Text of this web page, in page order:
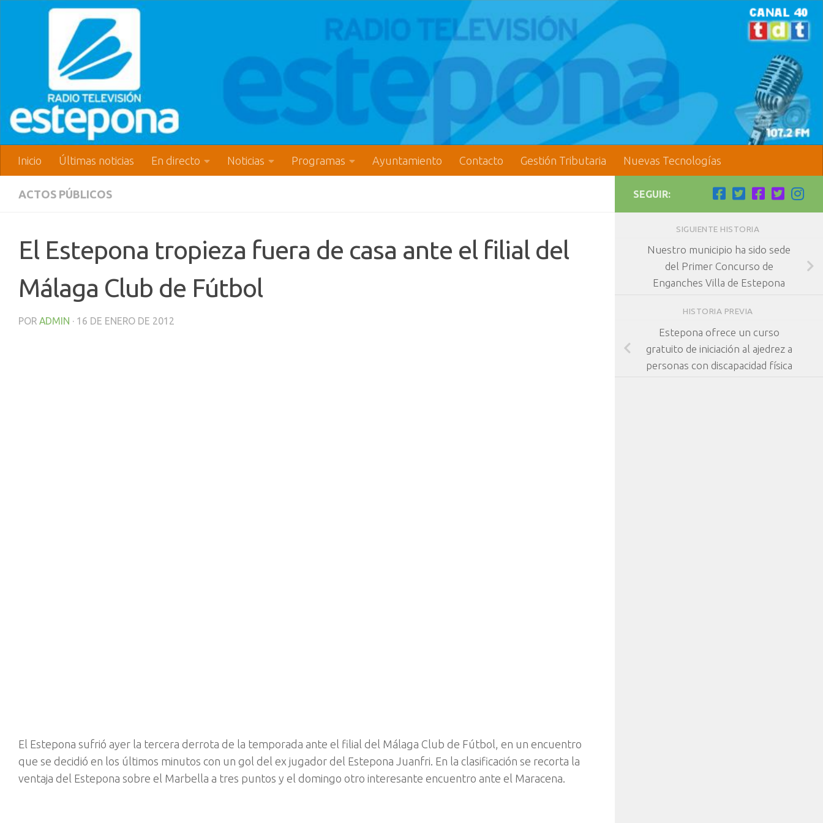
Inicio Últimas noticias En directo Noticias Programas Ayuntamiento Contacto Gestión Tributaria Nuevas Tecnologías
ACTOS PÚBLICOS
El Estepona tropieza fuera de casa ante el filial del
Málaga Club de Fútbol
POR ADMIN · 16 DE ENERO DE 2012
El Estepona sufrió ayer la tercera derrota de la temporada ante el filial del Málaga Club de Fútbol, en un encuentro
que se decidió en los últimos minutos con un gol del ex jugador del Estepona Juanfri. En la clasificación se recorta la
ventaja del Estepona sobre el Marbella a tres puntos y el domingo otro interesante encuentro ante el Maracena.
SEGUIR:
SIGUIENTE HISTORIA
Nuestro municipio ha sido sede
del Primer Concurso de
Enganches Villa de Estepona
HISTORIA PREVIA
Estepona ofrece un curso
gratuito de iniciación al ajedrez a
personas con discapacidad física